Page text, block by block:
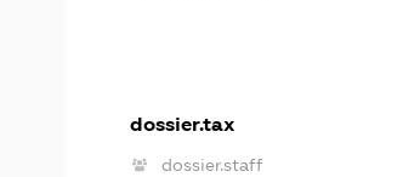
dossier.tax
dossier.staff